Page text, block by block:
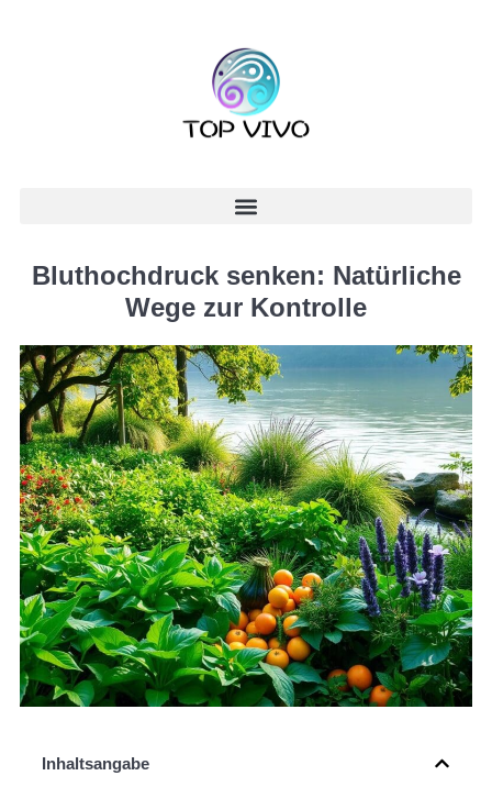
Bluthochdruck senken: Natürliche
Wege zur Kontrolle
Inhaltsangabe